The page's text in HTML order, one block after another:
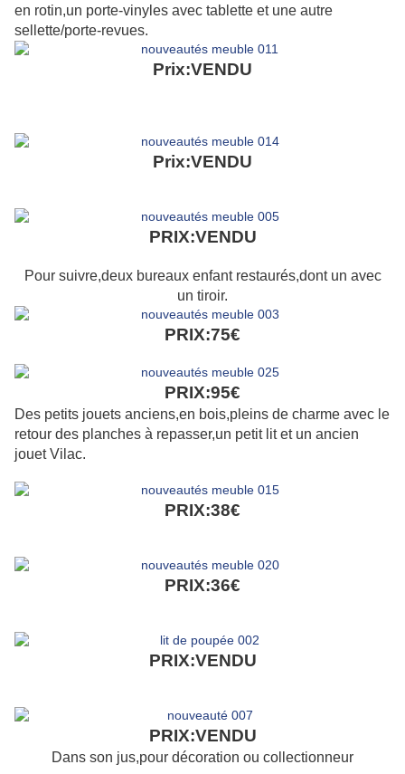
en rotin,un porte-vinyles avec tablette et une autre
sellette/porte-revues.
Prix:VENDU
Prix:VENDU
PRIX:VENDU
Pour suivre,deux bureaux enfant restaurés,dont un avec
un tiroir.
PRIX:75€
PRIX:95€
Des petits jouets anciens,en bois,pleins de charme avec le
retour des planches à repasser,un petit lit et un ancien
jouet Vilac.
PRIX:38€
PRIX:36€
PRIX:VENDU
PRIX:VENDU
Dans son jus,pour décoration ou collectionneur